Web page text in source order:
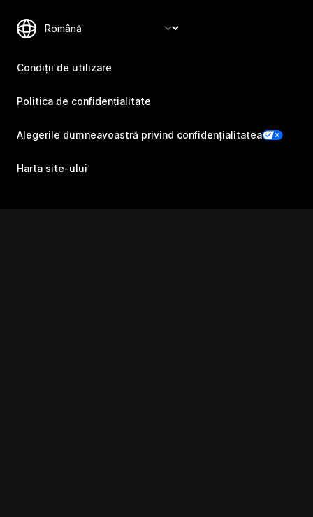
Condiții de utilizare
Politica de confidențialitate
Alegerile dumneavoastră privind confidențialitatea
Harta site-ului